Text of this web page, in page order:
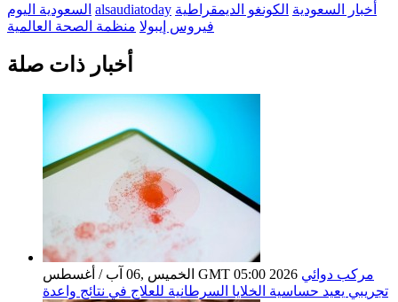
السعودية اليوم alsaudiatoday أخبار السعودية الكونغو الديمقراطية
فيروس إيبولا منظمة الصحة العالمية
أخبار ذات صلة
الخميس ,06 آب / أغسطس GMT 05:00 2026 مركب دوائي
تجريبي يعيد حساسية الخلايا السرطانية للعلاج في نتائج واعدة